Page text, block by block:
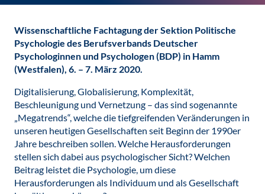
Wissenschaftliche Fachtagung der Sektion Politische
Psychologie des Berufsverbands Deutscher
Psychologinnen und Psychologen (BDP) in Hamm
(Westfalen), 6. – 7. März 2020.
Digitalisierung, Globalisierung, Komplexität,
Beschleunigung und Vernetzung – das sind sogenannte
„Megatrends“, welche die tiefgreifenden Veränderungen in
unseren heutigen Gesellschaften seit Beginn der 1990er
Jahre beschreiben sollen. Welche Herausforderungen
stellen sich dabei aus psychologischer Sicht? Welchen
Beitrag leistet die Psychologie, um diese
Herausforderungen als Individuum und als Gesellschaft